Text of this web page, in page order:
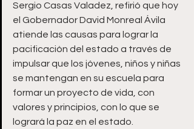
Sergio Casas Valadez, refirió que hoy
el Gobernador David Monreal Ávila
atiende las causas para lograr la
pacificación del estado a través de
impulsar que los jóvenes, niños y niñas
se mantengan en su escuela para
formar un proyecto de vida, con
valores y principios, con lo que se
logrará la paz en el estado.